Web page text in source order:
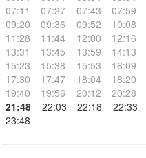
07:11
07:27 07:43 07:59
09:20
09:36 09:52 10:08
11:28
11:44 12:00 12:16
13:31
13:45 13:59 14:13
15:23
15:38 15:53 16:09
17:30
17:47 18:04 18:20
19:40
19:56 20:12 20:28
21:48
22:03 22:18 22:33
23:48